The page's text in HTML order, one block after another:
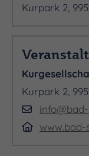
Kurpark 2,
Kurpark 2,
www.bad-